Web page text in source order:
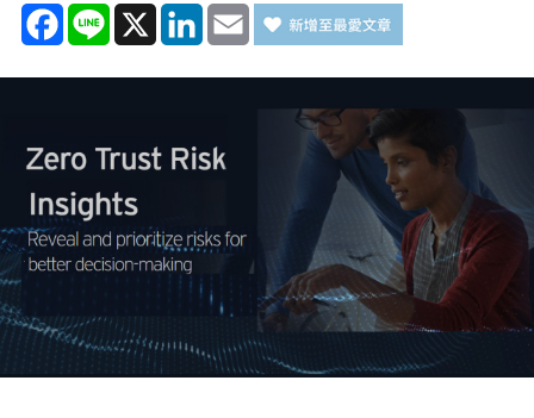
Facebook
Line X LinkedIn
Email